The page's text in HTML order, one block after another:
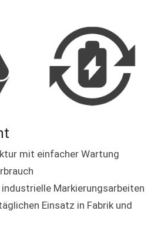
mit einfacher Wartung
Markierungsarbeiten
Einsatz in Fabrik und